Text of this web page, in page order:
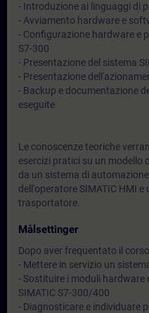
- Introduzione ai linguaggi di
- Avviamento hardware e
- Configurazione hardware e
S7-300
- Presentazione del sistema
- Presentazione
- Backup e documentazione
eseguite
Le conoscenze teoriche
esercizi pratici su un modello
da un sistema di
dell'operatore SIMATIC HMI
trasportatore.
Målsettinger
Dopo aver frequentato il
- Mettere in servizio un
- Sostituire i moduli
SIMATIC S7-300/400
- Diagnosticare e individuare